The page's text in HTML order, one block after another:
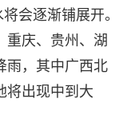
会逐渐铺展开。
重庆、贵州、湖
雨，其中广西北
将出现中到大